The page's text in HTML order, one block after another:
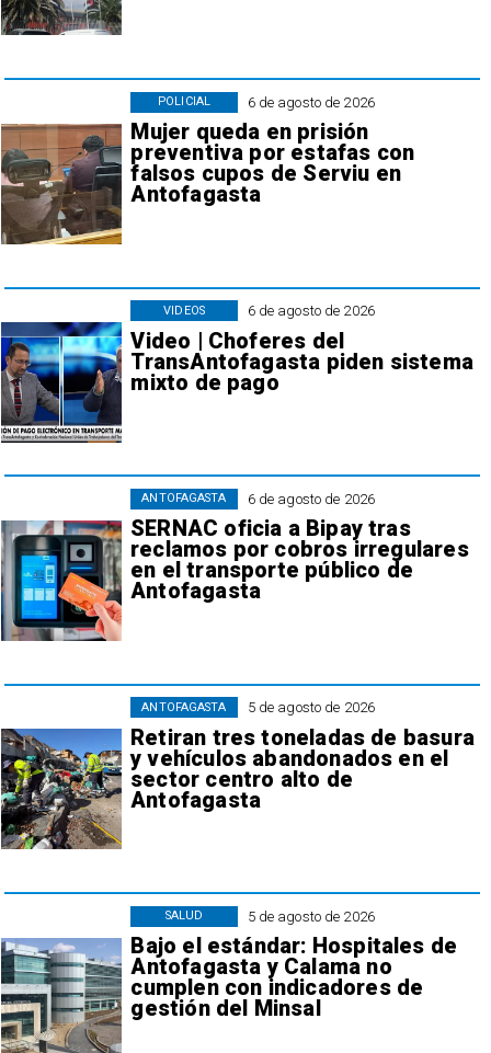
6 de agosto de 2026
Mujer queda en prisión
preventiva por estafas con
falsos cupos de Serviu en
Antofagasta
POLICIAL
6 de agosto de 2026
Video | Choferes del
TransAntofagasta piden sistema
mixto de pago
VIDEOS
6 de agosto de 2026
SERNAC oficia a Bipay tras
reclamos por cobros irregulares
en el transporte público de
Antofagasta
ANTOFAGASTA
5 de agosto de 2026
Retiran tres toneladas de basura
y vehículos abandonados en el
sector centro alto de
Antofagasta
ANTOFAGASTA
5 de agosto de 2026
Bajo el estándar: Hospitales de
Antofagasta y Calama no
cumplen con indicadores de
gestión del Minsal
SALUD